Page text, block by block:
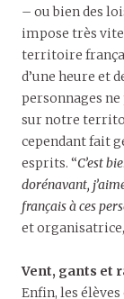
– ou bien des
impose très
territoire
d’une heure et
personnages
sur notre
cependant fait
esprits. “C’est
dorénavant,
français à ces
et
Vent, gants et
Enfin, les élèves